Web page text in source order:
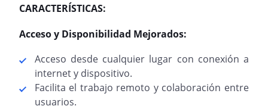
CARACTERÍSTICAS:
Acceso y Disponibilidad Mejorados:
Acceso desde cualquier lugar con conexión a
internet y dispositivo.
Facilita el trabajo remoto y colaboración entre
usuarios.